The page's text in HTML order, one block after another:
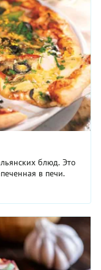
блюд. Это
в печи.